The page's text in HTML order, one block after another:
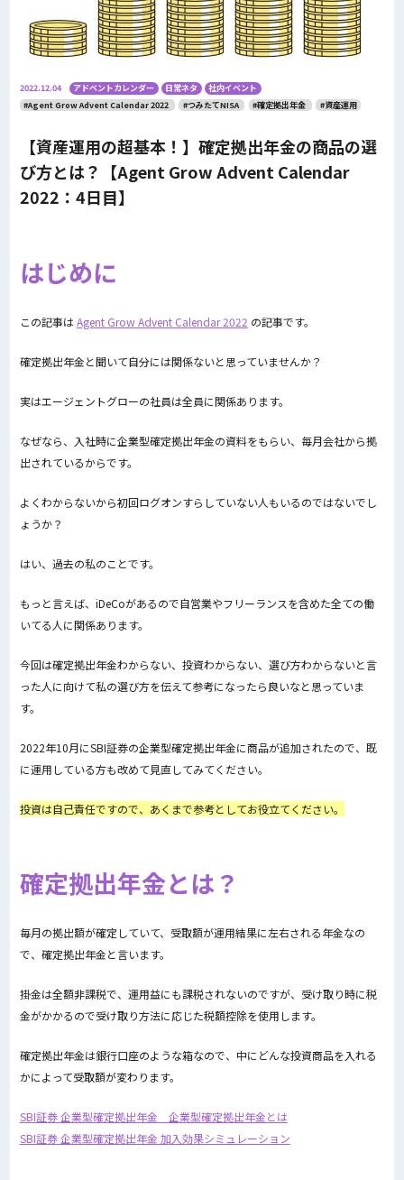
2022.12.04 アドベントカレンダー 日常ネタ
社内イベント
#Agent Grow Advent Calendar 2022
#つみたてNISA #確定拠出年金 #資産運用
【資産運用の超基本！】確定拠出年金の商品の選
び方とは？【Agent Grow Advent Calendar
2022：4日目】
はじめに
この記事はAgent Grow Advent Calendar 2022 の記事です。
確定拠出年金と聞いて自分には関係ないと思っていませんか？
実はエージェントグローの社員は全員に関係あります。
なぜなら、入社時に企業型確定拠出年金の資料をもらい、毎月会社から拠
出されているからです。
よくわからないから初回ログオンすらしていない人もいるのではないでし
ょうか？
はい、過去の私のことです。
もっと言えば、iDeCoがあるので自営業やフリーランスを含めた全ての働
いてる人に関係あります。
今回は確定拠出年金わからない、投資わからない、選び方わからないと言
った人に向けて私の選び方を伝えて参考になったら良いなと思っていま
す。
2022年10月にSBI証券の企業型確定拠出年金に商品が追加されたので、既
に運用している方も改めて見直してみてください。
投資は自己責任ですので、あくまで参考としてお役立てください。
確定拠出年金とは？
毎月の拠出額が確定していて、受取額が運用結果に左右される年金なの
で、確定拠出年金と言います。
掛金は全額非課税で、運用益にも課税されないのですが、受け取り時に税
金がかかるので受け取り方法に応じた税額控除を使用します。
確定拠出年金は銀行口座のような箱なので、中にどんな投資商品を入れる
かによって受取額が変わります。
SBI証券 企業型確定拠出年金 企業型確定拠出年金とは
SBI証券 企業型確定拠出年金 加入効果シミュレーション